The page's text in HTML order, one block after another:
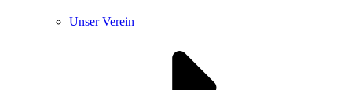
Unser Verein